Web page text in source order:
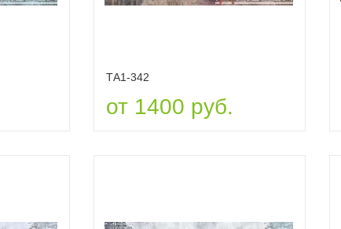
ТА1-342
от 1400 руб.